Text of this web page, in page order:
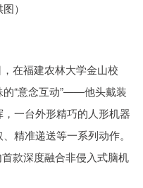
）
在福建农林大学金山校
的“意念互动”——他头戴装
一台外形精巧的人形机器
精准递送等一系列动作。
款深度融合非侵入式脑机